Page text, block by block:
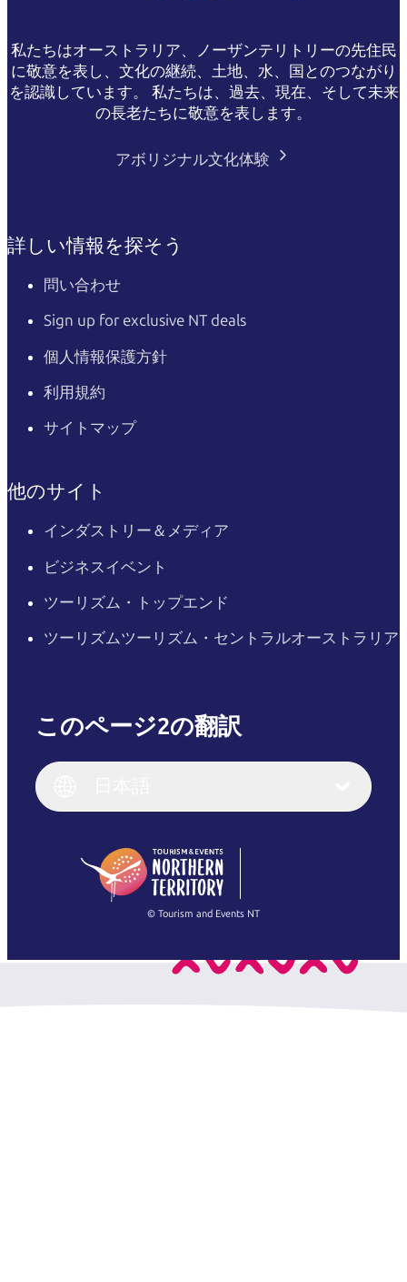
私たちはオーストラリア、ノーザンテリトリーの先住民
に敬意を表し、文化の継続、土地、水、国とのつながり
を認識しています。 私たちは、過去、現在、そして未来
の長老たちに敬意を表します。
アボリジナル文化体験
詳しい情報を探そう
問い合わせ
Sign up for exclusive NT deals
個人情報保護方針
利用規約
サイトマップ
他のサイト
インダストリー＆メディア
ビジネスイベント
ツーリズム・トップエンド
ツーリズムツーリズム・セントラルオーストラリア
このページ2の翻訳
English (US)
English
(Singapore)
Français
繁體中文
© Tourism and Events NT